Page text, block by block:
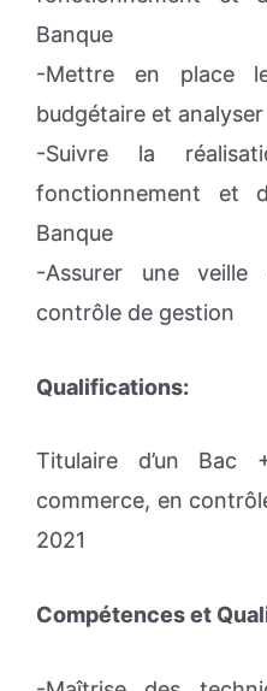
Banque
-Mettre en place
budgétaire et
-Suivre la
fonctionnement et
Banque
-Assurer une
contrôle de gestion
Qualifications:
Titulaire d’un Bac
commerce, en
2021
Compétences et